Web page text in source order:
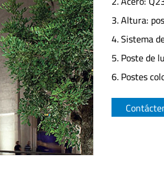
3. Altura:
4. Sistema
5. Poste de
6. Postes